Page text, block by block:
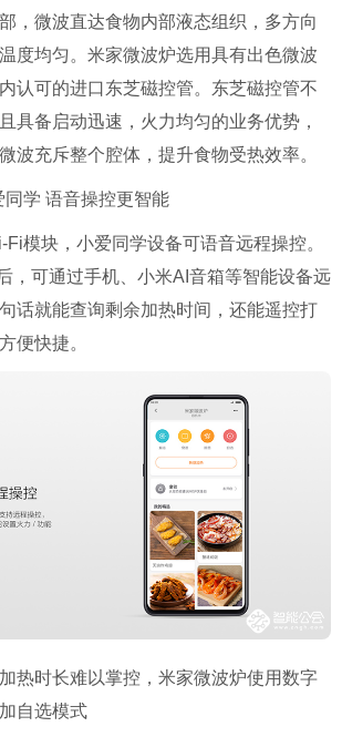
，微波直达食物内部液态组织，多方向
度均匀。米家微波炉选用具有出色微波
认可的进口东芝磁控管。东芝磁控管不
具备启动迅速，火力均匀的业务优势，
波充斥整个腔体，提升食物受热效率。
同学 语音操控更智能
模块，小爱同学设备可语音远程操控。
，可通过手机、小米AI音箱等智能设备远
话就能查询剩余加热时间，还能遥控打
便快捷。
热时长难以掌控，米家微波炉使用数字
自选模式